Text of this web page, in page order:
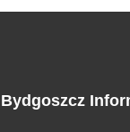
Bydgoszcz